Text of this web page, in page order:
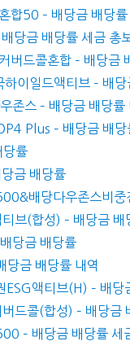
합50 – 배당금 배당률
당금 배당률 세금 총
버드콜혼합 – 배당금
이일드액티브 – 배당
존스 – 배당금 배당률
Plus – 배당금 배당
당률
금 배당률
배당다우존스비중
브(합성) – 배당금 배
당금 배당률
당금 배당률 내역
ESG액티브(H) – 배당
드콜(합성) – 배당금
– 배당금 배당률 세